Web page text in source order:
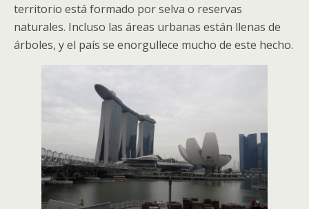
territorio está formado por selva o reservas
naturales. Incluso las áreas urbanas están llenas de
árboles, y el país se enorgullece mucho de este hecho.